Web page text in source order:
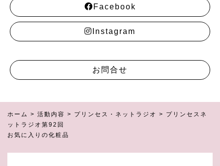
Facebook
Instagram
お問合せ
ホーム > 活動内容 > プリンセス・ネットラジオ > プリンセスネ
ットラジオ第92回
お気に入りの化粧品